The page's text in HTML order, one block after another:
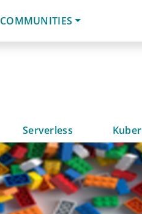
COMMUNITIES
Serverless